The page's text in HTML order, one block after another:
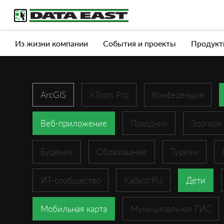
Услуги Продукты Истории успеха
Из жизни компании События и проекты
ArcGIS XTools Pro Конференция
Веб-приложение Праздник Зоопарк
Бурение Образование Туризм
ИТ-сообщество KadastrRU Дети
Мобильная карта Муниципальная ГИС